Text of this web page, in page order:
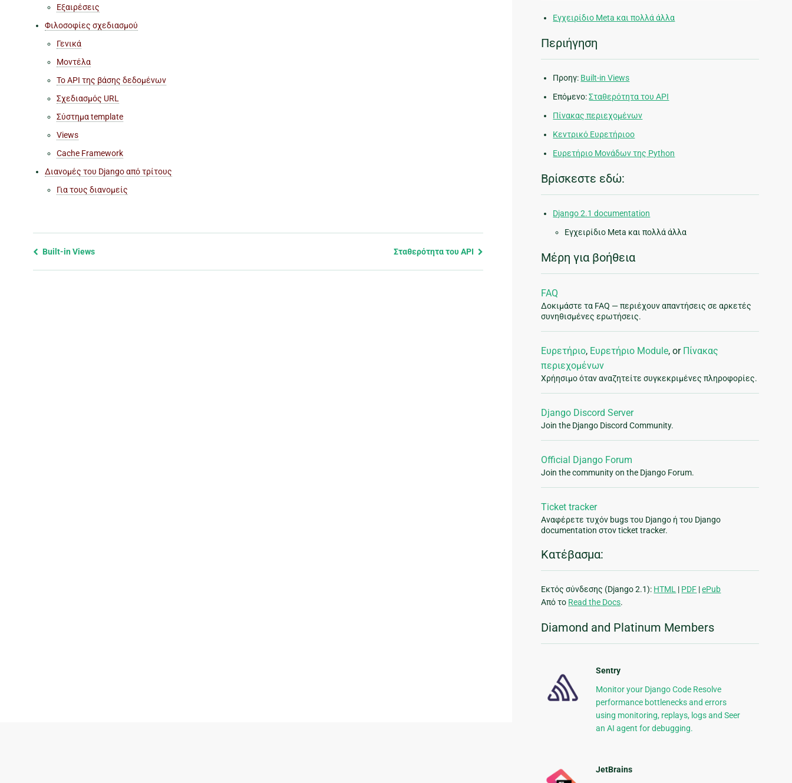
Εξαιρέσεις
Φιλοσοφίες σχεδιασμού
Γενικά
Μοντέλα
Το API της βάσης δεδομένων
Σχεδιασμός URL
Σύστημα template
Views
Cache Framework
Διανομές του Django από τρίτους
Για τους διανομείς
Previous
Built-in Views Σταθερότητα του API
Εγχειρίδιο Meta και πολλά άλλα
Περιήγηση
Προηγ: Built-in Views
Επόμενο:Σταθερότητα του API
Πίνακας περιεχομένων
Κεντρικό Ευρετήριοο
Ευρετήριο Μονάδων της Python
Βρίσκεστε εδώ:
Django 2.1 documentation
Εγχειρίδιο Meta και πολλά άλλα
Μέρη για βοήθεια
FAQ
Δοκιμάστε τα FAQ — περιέχουν απαντήσεις σε αρκετές
συνηθισμένες ερωτήσεις.
Ευρετήριο, Ευρετήριο Module, or Πίνακας
περιεχομένων
Χρήησιμο όταν αναζητείτε συγκεκριμένες πληροφορίες.
Django Discord Server
Join the Django Discord Community.
Official Django Forum
Join the community on the Django Forum.
Ticket tracker
Αναφέρετε τυχόν bugs του Django ή του Django
documentation στον ticket tracker.
Κατέβασμα:
Εκτός σύνδεσης (Django 2.1): HTML | PDF |ePub
Από το Read the Docs.
Diamond and Platinum Members
Sentry
Monitor your Django Code Resolve
performance bottlenecks and errors
using monitoring, replays, logs and Seer
an AI agent for debugging.
JetBrains